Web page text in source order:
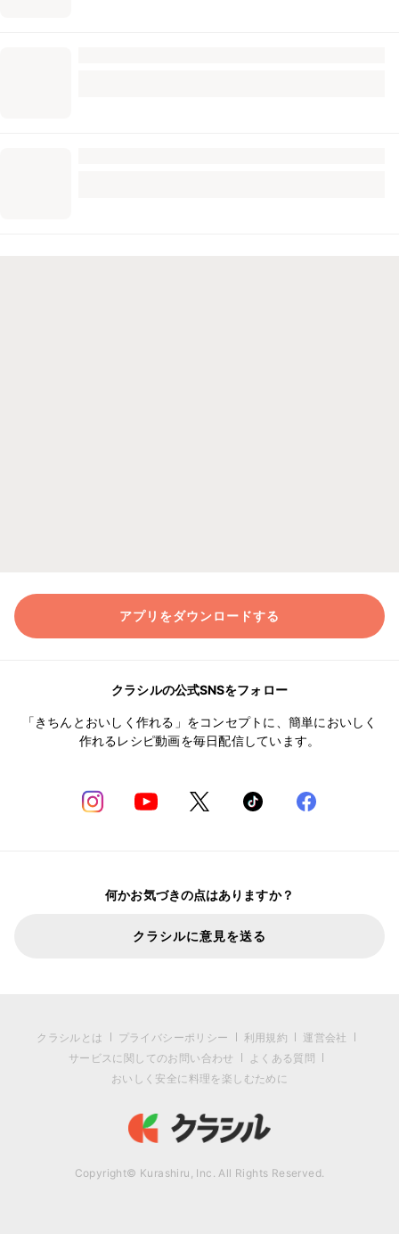
アプリをダウンロードする
クラシルの公式SNSをフォロー
「きちんとおいしく作れる」をコンセプトに、簡単においしく
作れるレシピ動画を毎日配信しています。
何かお気づきの点はありますか？
クラシルに意見を送る
クラシルとは プライバシーポリシー 利用規約
運営会社
サービスに関してのお問い合わせ
よくある質問
おいしく安全に料理を楽しむために
Copyright© Kurashiru, Inc. All Rights Reserved.